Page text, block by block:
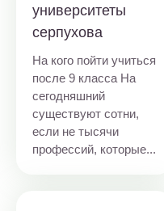
университеты
серпухова
На кого пойти учиться
после 9 класса На
сегодняшний
существуют сотни,
если не тысячи
профессий, которые...